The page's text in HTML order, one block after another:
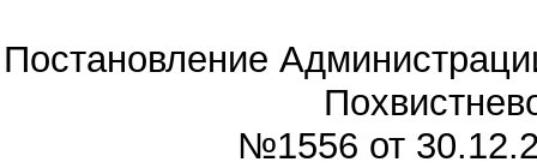
Постановление
№1556 от